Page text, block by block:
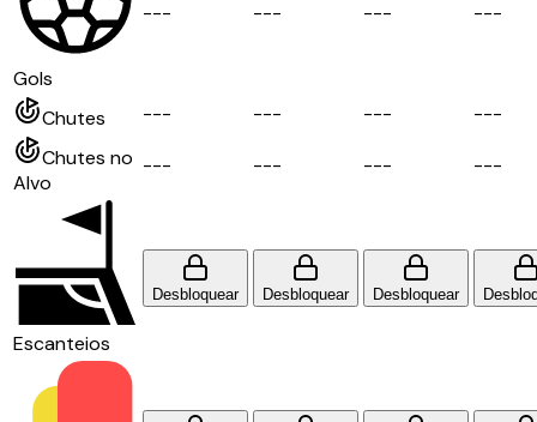
Gols
--- --- --- ---
Chutes --- --- --- ---
Chutes no
Alvo
--- --- --- ---
Escanteios
Desbloquear Desbloquear Desbloquear